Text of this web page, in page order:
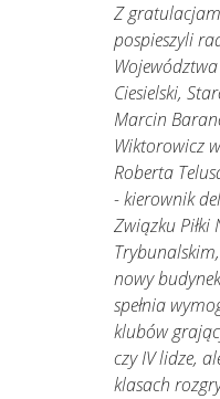
Z
pospieszyli
Ciesielski,
Marcin
Wiktorowicz
Roberta
- kierownik
Związku
nowy
spełnia
klubów
czy IV lidze,
klasach